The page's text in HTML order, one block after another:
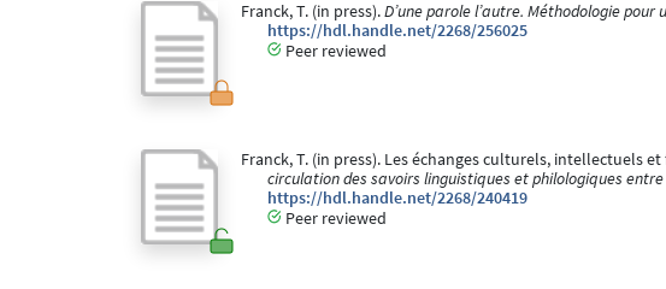
Franck, T. (in press).D’une parole l’autre. Méthodologie
https://hdl.handle.net/2268/256025
Peer reviewed
Franck, T. (in press). Les échanges culturels, intellectuels
circulation des savoirs linguistiques et philologiques entre
https://hdl.handle.net/2268/240419
Peer reviewed